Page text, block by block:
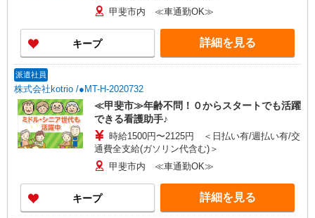
甲斐市内 ≪車通勤OK≫
キープ 詳細を見る
派遣社員
株式会社kotrio /●MT-H-2020732
≪甲斐市≫年齢不問！０からスタートでも活躍
できる看護助手♪
時給1500円〜2125円 ＜日払い有/週払い有/交
通費全支給(ガソリン代含む)＞
甲斐市内 ≪車通勤OK≫
キープ 詳細を見る